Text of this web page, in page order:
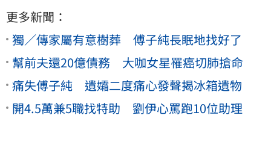
更多新聞：
獨／傳家屬有意樹葬 傅子純長眠地找好了
幫前夫還20億債務 大咖女星罹癌切肺搶命
痛失傅子純 遺孀二度痛心發聲揭冰箱遺物
開4.5萬兼5職找特助 劉伊心罵跑10位助理